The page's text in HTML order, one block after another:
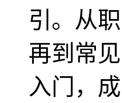
引。从
再到常
入门，